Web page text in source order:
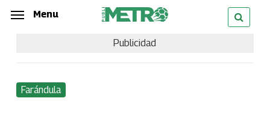
Skip
content
Menu
Publicidad
Farándula
Menu